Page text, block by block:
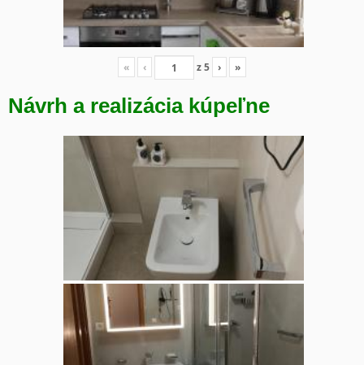
« ‹ z5 › »
Návrh a realizácia kúpeľne